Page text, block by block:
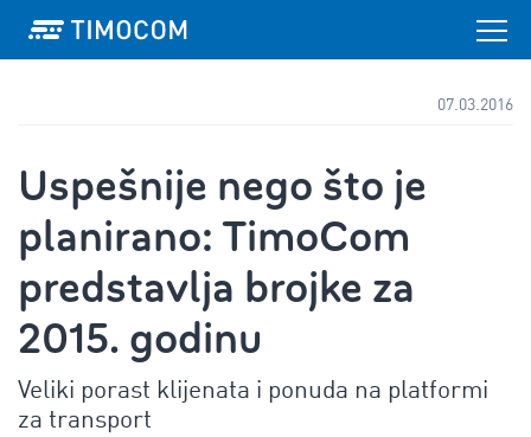
07.03.2016
Uspešnije nego što je
planirano: TimoCom
predstavlja brojke za
2015. godinu
Veliki porast klijenata i ponuda na platformi
za transport